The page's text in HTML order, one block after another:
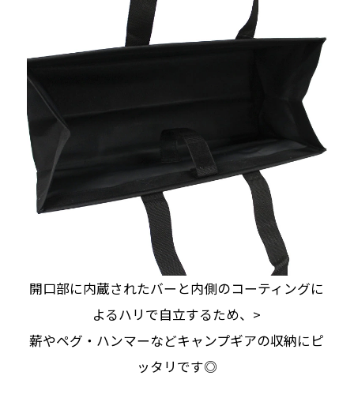
開口部に内蔵されたバーと内側のコーティングに
よるハリで自立するため、>
薪やペグ・ハンマーなどキャンプギアの収納にピ
ッタリです◎